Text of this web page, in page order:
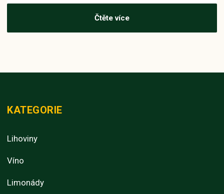
Čtěte více
KATEGORIE
Lihoviny
Víno
Limonády